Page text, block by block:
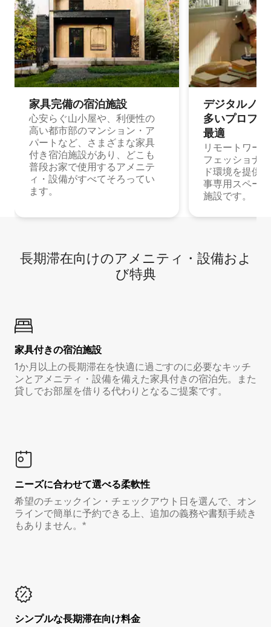
家具完備の宿⁠泊⁠施⁠設
心安らぐ山小屋や、利便性の
高い都市部のマンション・ア
パートなど、さまざまな家具
付き宿泊施設があり、どこも
普段お家で使用するアメニテ
ィ・設備がすべてそろってい
ます。
デジタルノ
多⁠いプ⁠ロ⁠フ⁠
最⁠適
リモートワー
フェッショナ
ド環境を提供
事専用スペー
施設です。
長期滞在向け⁠のア⁠メ⁠ニ⁠テ⁠ィ⁠・設⁠備⁠およ
び特⁠典
家具付き⁠の宿⁠泊⁠施⁠設
1か月以上の長期滞在を快適に過ごすのに必要なキッチ
ンとアメニティ・設備を備えた家具付きの宿泊先。また
貸しでお部屋を借りる代わりとなるご提案です。
ニーズに合わせて選べる柔軟性
希望のチェックイン・チェックアウト日を選んで、オン
ラインで簡単に予約できる上、追加の義務や書類手続き
もありません。*
シンプルな長期滞在向け料金